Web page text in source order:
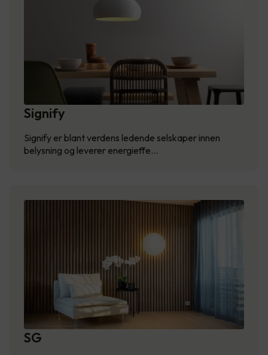
Signify
Signify er blant verdens ledende selskaper innen
belysning og leverer energieffe…
SG